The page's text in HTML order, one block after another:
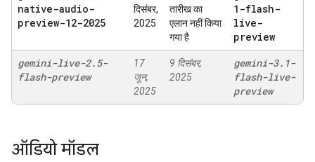
native-audio-
preview-12-2025
दिसंबर,
2025
तारीख का
एलान नहीं किया
गया है
1-flash-
live-
preview
gemini-live-2.5-
flash-preview
17
जून,
2025
9 दिसंबर,
2025
gemini-3. 1-
flash-live-
preview
ऑडियो मॉडल